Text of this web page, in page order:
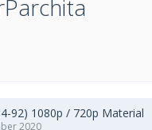
92) 1080p / 720p Material
2020